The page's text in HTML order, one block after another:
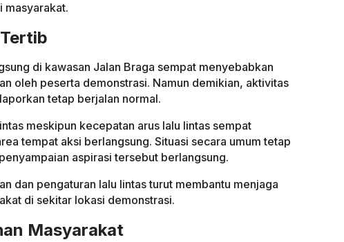
masyarakat.
di kawasan Jalan Braga sempat menyebabkan
oleh peserta demonstrasi. Namun demikian, aktivitas
tetap berjalan normal.
meskipun kecepatan arus lalu lintas sempat
tempat aksi berlangsung. Situasi secara umum tetap
aspirasi tersebut berlangsung.
dan pengaturan lalu lintas turut membantu menjaga
di sekitar lokasi demonstrasi.
Masyarakat